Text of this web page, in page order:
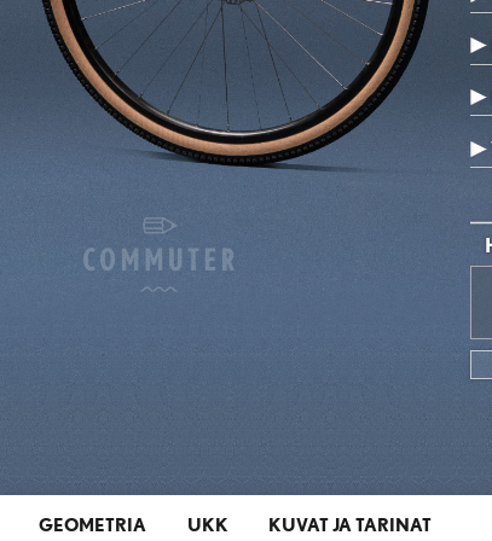
GEOMETRIA UKK KUVAT JA TARINAT